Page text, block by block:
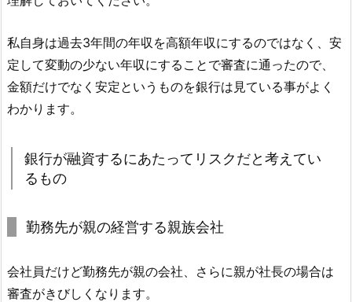
私自身は過去3年間の年収を高額年収にするのではなく、安
定して変動の少ない年収にすることで審査に通ったので、
金額だけでなく安定というものを銀行は見ている事がよく
わかります。
銀行が融資するにあたってリスクだと考えてい
るもの
勤務先が親の経営する親族会社
会社員だけど勤務先が親の会社、さらに親が社長の場合は
審査がきびしくなります。